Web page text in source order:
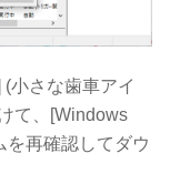
小さな歯車アイ
て、[Windows
を再確認してダウ